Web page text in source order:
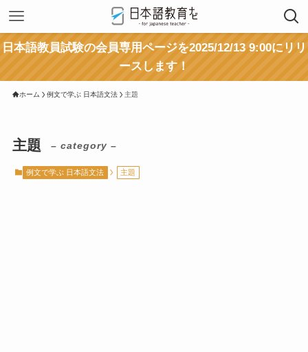
日本語教員試験の会員専用ページを2025/12/13 9:00にリリ
ースします！
ホーム 例文で学ぶ 日本語文法 主題
主題 – category –
例文で学ぶ 日本語文法 主題